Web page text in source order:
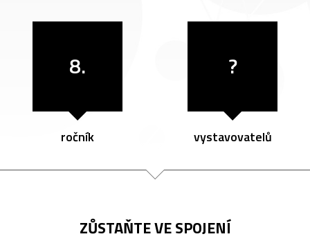
8.
ročník
?
vystavovatelů
ZŮSTAŇTE VE SPOJENÍ